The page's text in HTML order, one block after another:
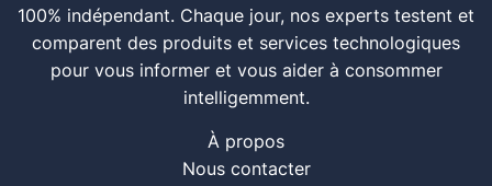
100% indépendant. Chaque jour, nos experts testent et
comparent des produits et services technologiques
pour vous informer et vous aider à consommer
intelligemment.
À propos
Nous contacter